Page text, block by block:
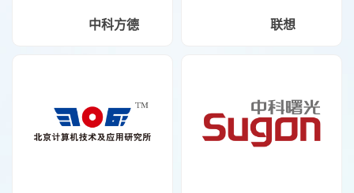
中科方德 联想